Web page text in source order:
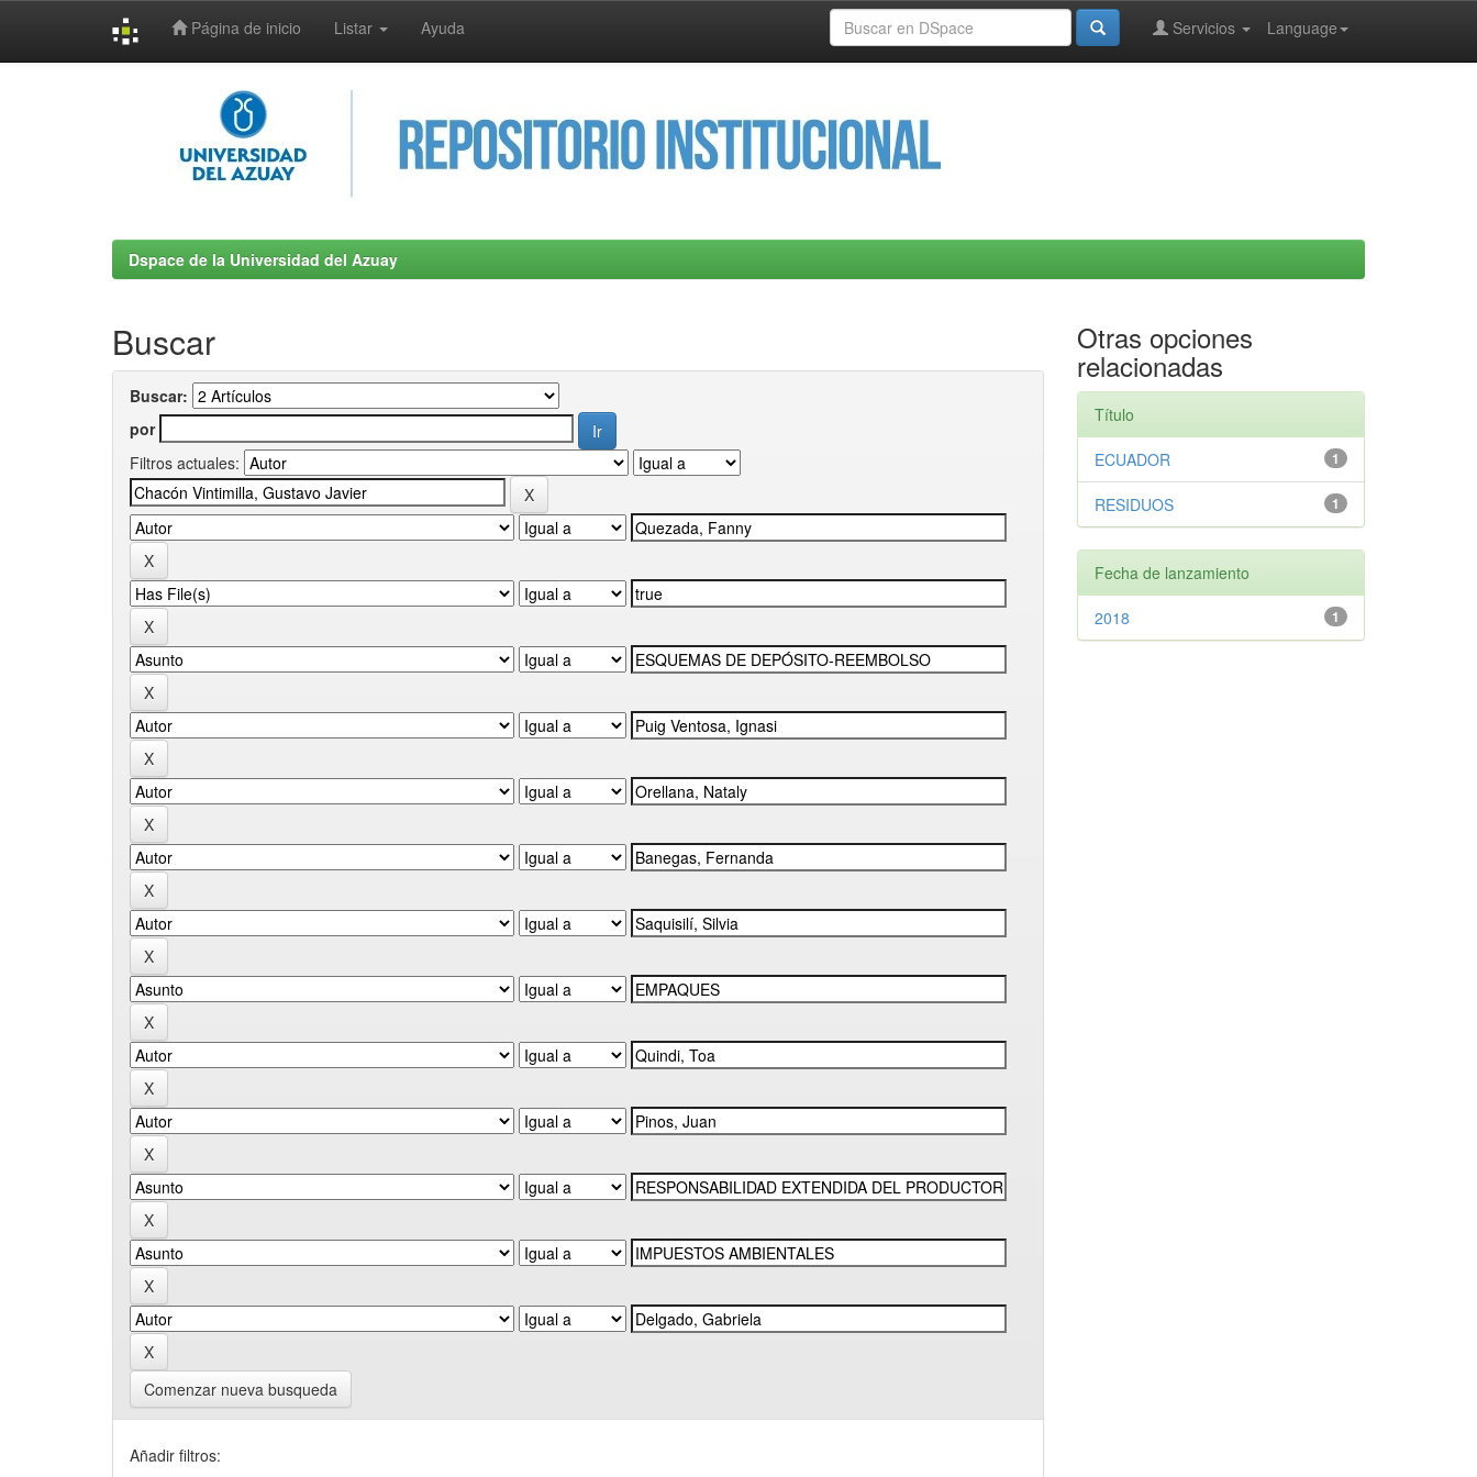
Página de inicio Listar Ayuda Language
Servicios
Dspace de la Universidad del Azuay
Buscar
Buscar:
por
Filtros actuales:
Comenzar nueva busqueda
Añadir filtros:
Otras opciones
relacionadas
Título
1
ECUADOR
1
RESIDUOS
Fecha de lanzamiento
1
2018